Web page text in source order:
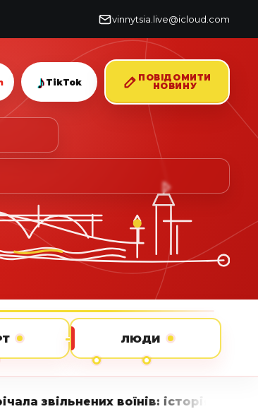
vinnytsia.live@icloud.com
♪ TikTok
ПОВІДОМИТИ
НОВИНУ
ЛЮДИ
воїнів: історія Юлії Павлюк із